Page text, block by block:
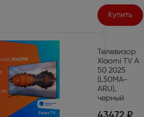
Купить
Телевизор
Xiaomi TV A
50 2025
(L50MA-
ARU),
черный